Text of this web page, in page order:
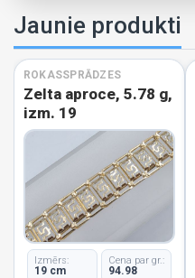
Jaunie produkti
ROKASSPRĀDZES
Zelta aproce, 5.78 g,
izm. 19
Izmērs:
19 cm
Cena par gr.:
94.98